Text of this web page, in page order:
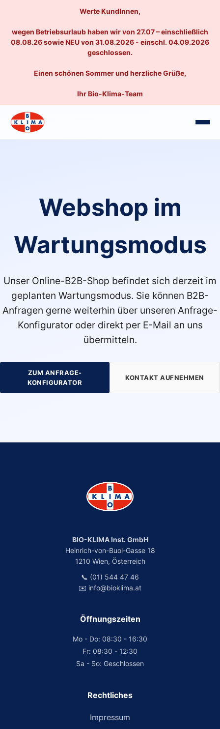
Werte KundInnen,
wegen Betriebsurlaub haben wir von 27.07 – einschließlich
08.08.26 sowie NEU von 31.08.2026 - einschl. 04.09.2026
geschlossen.
Einen schönen Sommer und herzliche Grüße,
Ihr Bio-Klima-Team
Webshop im
Wartungsmodus
Unser Online-B2B-Shop befindet sich derzeit im
geplanten Wartungsmodus. Sie können B2B-
Anfragen gerne weiterhin über unseren Anfrage-
Konfigurator oder direkt per E-Mail an uns
übermitteln.
ZUM ANFRAGE-
KONFIGURATOR
KONTAKT AUFNEHMEN
BIO-KLIMA Inst. GmbH
Heinrich-von-Buol-Gasse 18
1210 Wien, Österreich
📞 (01) 544 47 46
✉️ info@bioklima.at
Öffnungszeiten
Mo - Do: 08:30 - 16:30
Fr: 08:30 - 12:30
Sa - So: Geschlossen
Rechtliches
Impressum